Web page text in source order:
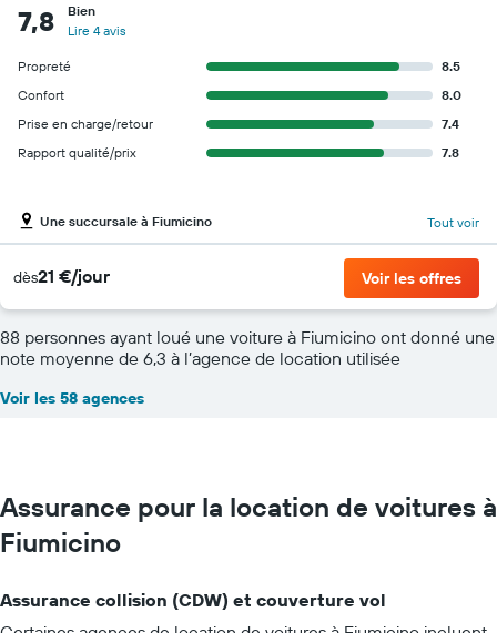
7,8
Bien
Lire 4 avis
Propreté
8.5
Confort
8.0
Prise en charge/retour
7.4
Rapport qualité/prix
7.8
Une succursale à Fiumicino Tout voir
dès21 €/jour Voir les offres
88 personnes ayant loué une voiture à Fiumicino ont donné une
note moyenne de 6,3 à l’agence de location utilisée
Voir les 58 agences
Assurance pour la location de voitures à
Fiumicino
Assurance collision (CDW) et couverture vol